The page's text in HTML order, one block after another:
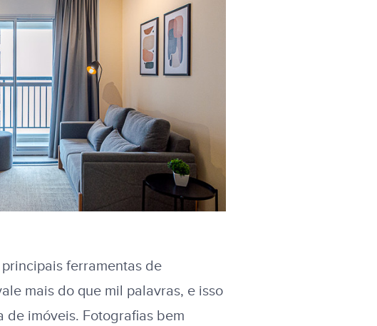
ferramentas de
mais do que mil palavras, e isso
imóveis. Fotografias bem